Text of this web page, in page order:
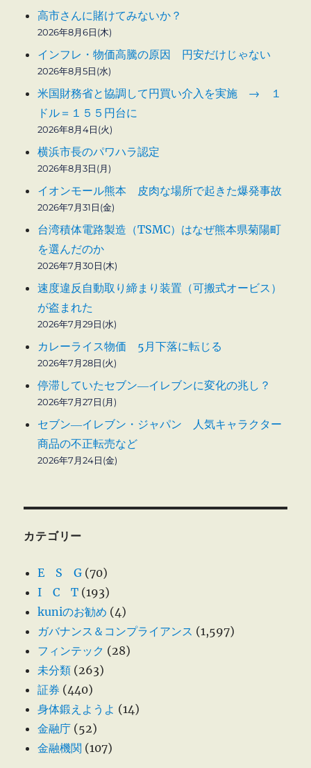
高市さんに賭けてみないか？
2026年8月6日(木)
インフレ・物価高騰の原因 円安だけじゃない
2026年8月5日(水)
米国財務省と協調して円買い介入を実施 → １
ドル＝１５５円台に
2026年8月4日(火)
横浜市長のパワハラ認定
2026年8月3日(月)
イオンモール熊本 皮肉な場所で起きた爆発事故
2026年7月31日(金)
台湾積体電路製造（TSMC）はなぜ熊本県菊陽町
を選んだのか
2026年7月30日(木)
速度違反自動取り締まり装置（可搬式オービス）
が盗まれた
2026年7月29日(水)
カレーライス物価 5月下落に転じる
2026年7月28日(火)
停滞していたセブン―イレブンに変化の兆し？
2026年7月27日(月)
セブン―イレブン・ジャパン 人気キャラクター
商品の不正転売など
2026年7月24日(金)
カテゴリー
E S G (70)
I C T (193)
kuniのお勧め (4)
ガバナンス＆コンプライアンス (1,597)
フィンテック (28)
未分類 (263)
証券 (440)
身体鍛えようよ (14)
金融庁 (52)
金融機関 (107)